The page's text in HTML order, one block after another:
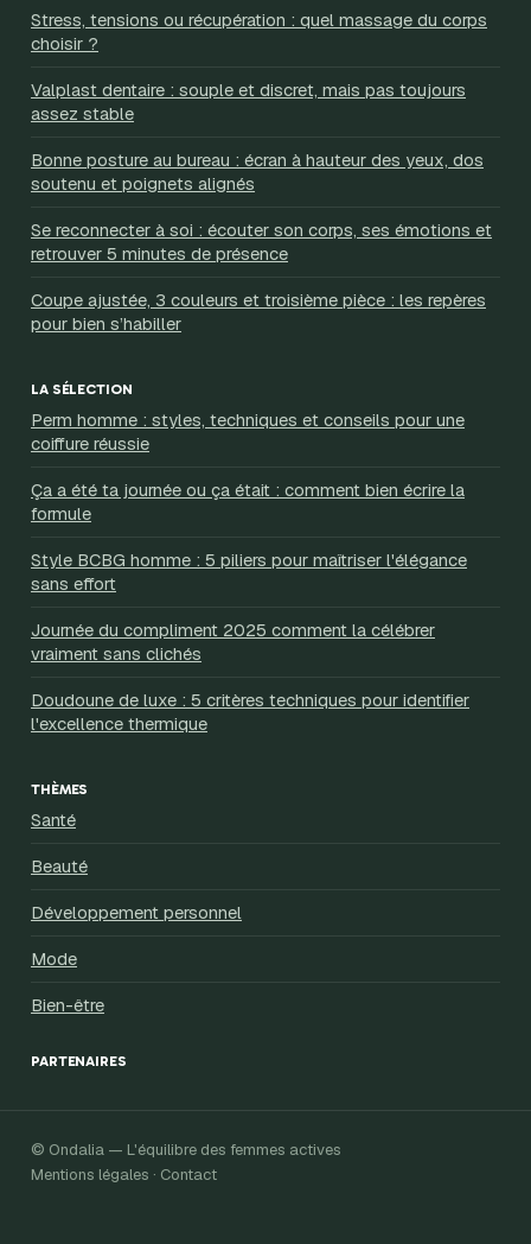
Stress, tensions ou récupération : quel massage du corps
choisir ?
Valplast dentaire : souple et discret, mais pas toujours
assez stable
Bonne posture au bureau : écran à hauteur des yeux, dos
soutenu et poignets alignés
Se reconnecter à soi : écouter son corps, ses émotions et
retrouver 5 minutes de présence
Coupe ajustée, 3 couleurs et troisième pièce : les repères
pour bien s’habiller
LA SÉLECTION
Perm homme : styles, techniques et conseils pour une
coiffure réussie
Ça a été ta journée ou ça était : comment bien écrire la
formule
Style BCBG homme : 5 piliers pour maîtriser l'élégance
sans effort
Journée du compliment 2025 comment la célébrer
vraiment sans clichés
Doudoune de luxe : 5 critères techniques pour identifier
l'excellence thermique
THÈMES
Santé
Beauté
Développement personnel
Mode
Bien-être
PARTENAIRES
© Ondalia — L'équilibre des femmes actives
Mentions légales · Contact